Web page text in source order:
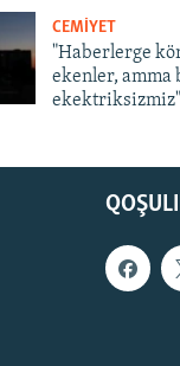
CEMİYET
"Haberlerge
ekenler, amma
ekektriksizmiz"